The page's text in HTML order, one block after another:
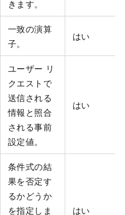
きます。
一致の演算
子。
はい
ユーザー リ
クエストで
送信される
情報と照合
される事前
設定値。
はい
条件式の結
果を否定す
るかどうか
を指定しま
はい